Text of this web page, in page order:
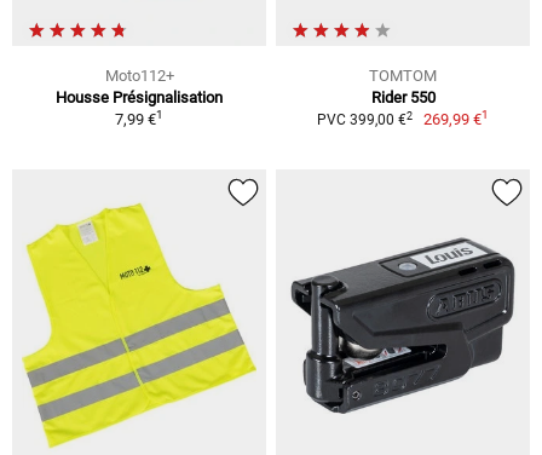
Moto112+
Housse Présignalisation
7,99 €1
TOMTOM
Rider 550
PVC 399,00 €2 269,99 €1